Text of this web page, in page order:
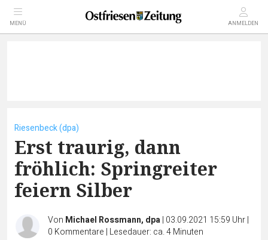
MENÜ ANMELDEN
Riesenbeck (dpa)
Erst traurig, dann
fröhlich: Springreiter
feiern Silber
Von Michael Rossmann, dpa| 03.09.2021 15:59 Uhr|
0 Kommentare | Lesedauer: ca. 4 Minuten